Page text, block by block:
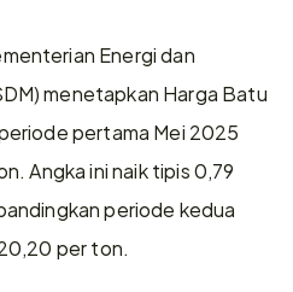
Energi dan
menetapkan Harga Batu
pertama Mei 2025
Angka ini naik tipis 0,79
periode kedua
per ton.